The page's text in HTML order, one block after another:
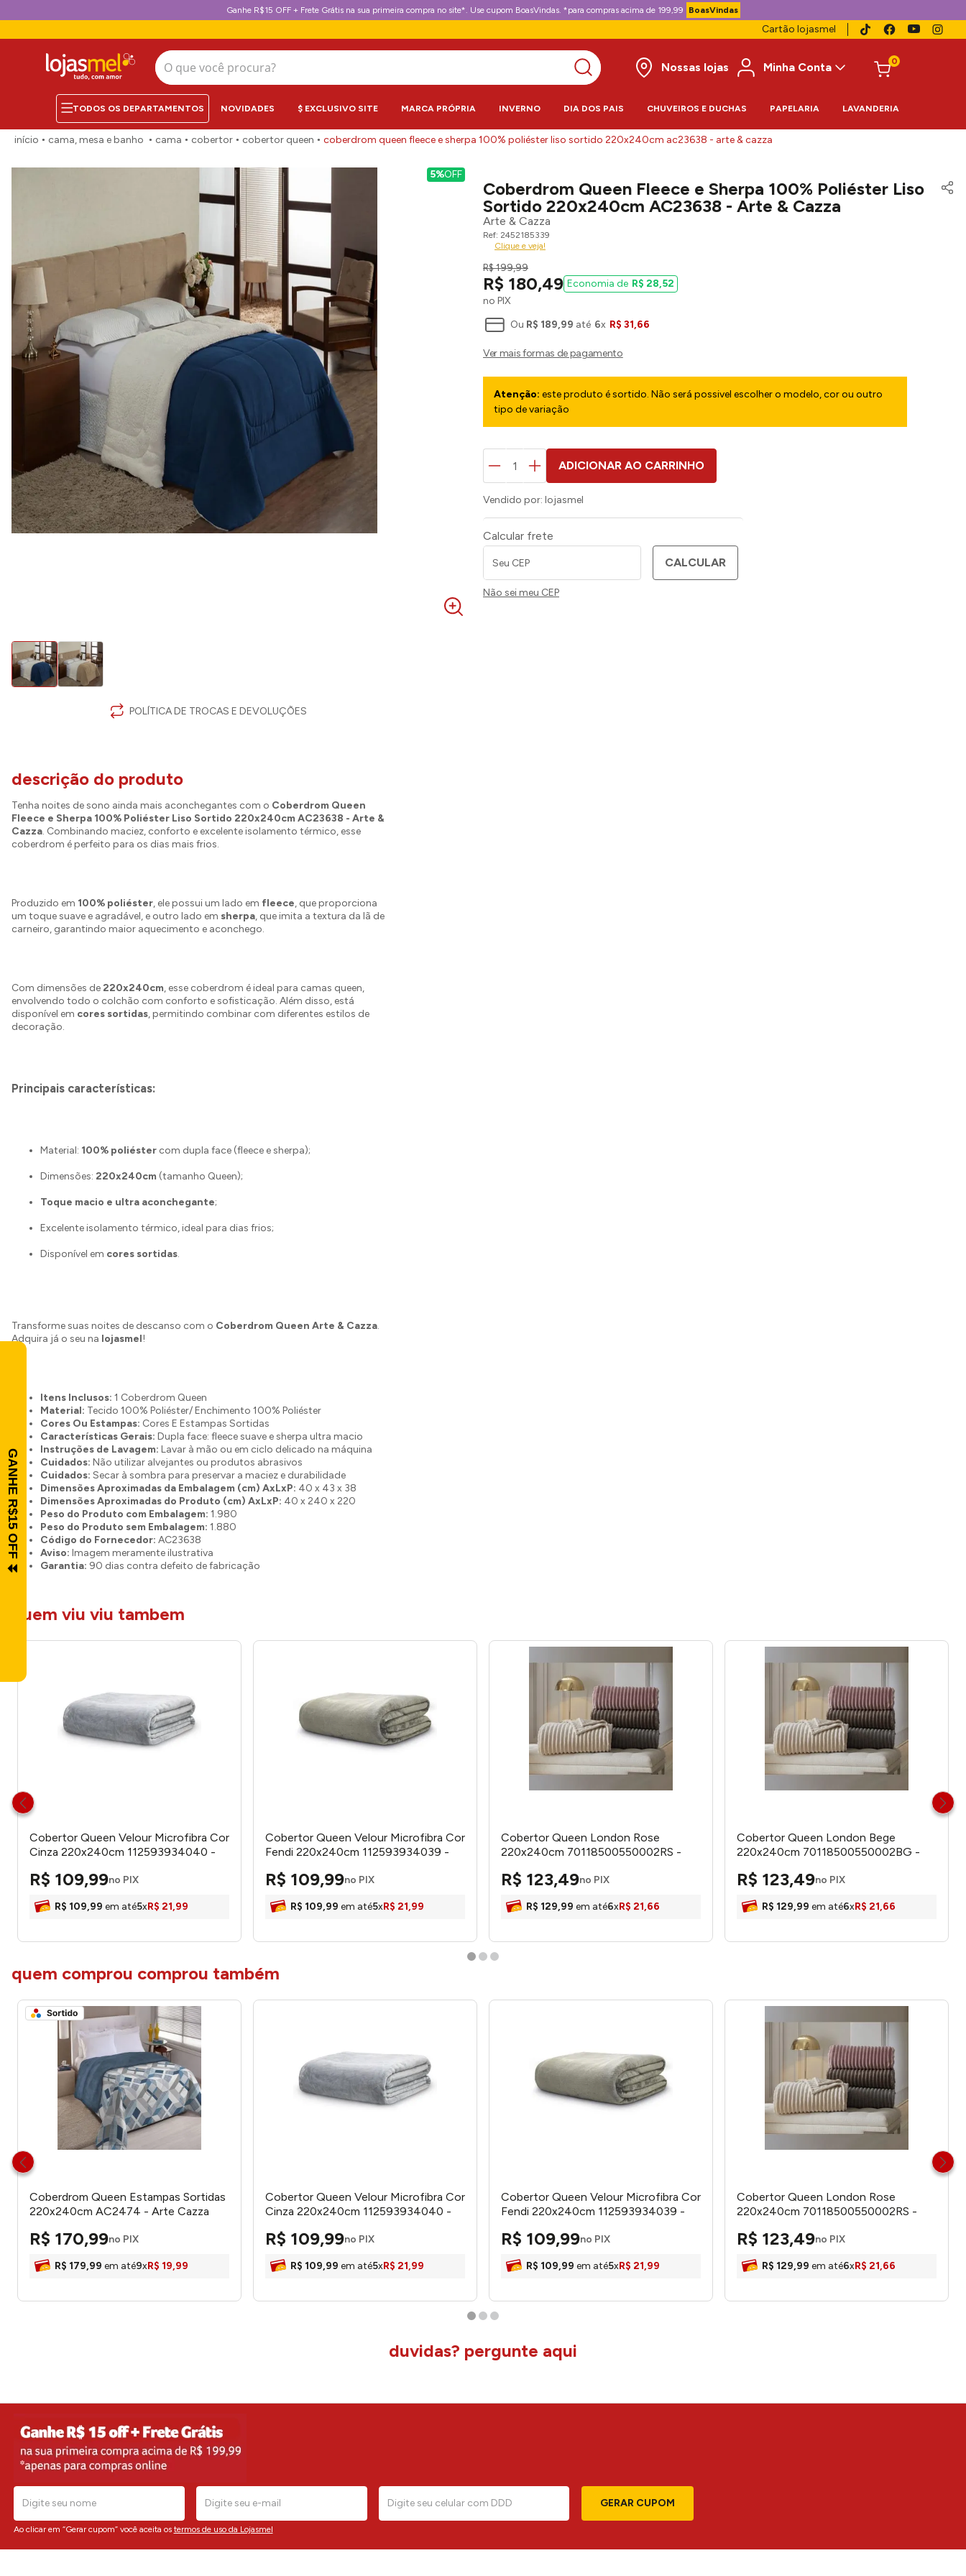
Ganhe R$15 OFF + Frete Grátis na sua primeira compra no site*. Use cupom BoasVindas. *para compras acima de 199,99 BoasVindas
Cartão lojasmel
O que você procura?
Nossas lojas
Minha Conta 0
NOVIDADES $ EXCLUSIVO SITE MARCA PRÓPRIA INVERNO DIA DOS PAIS CHUVEIROS E DUCHAS PAPELARIA LAVANDERIA
cama, mesa e banho cama cobertor cobertor queen coberdrom queen fleece e sherpa 100% poliéster liso sortido 220x240cm ac23638 - arte & cazza
5%OFF
POLÍTICA DE TROCAS E DEVOLUÇÕES
Coberdrom Queen Fleece e Sherpa 100% Poliéster Liso
Sortido 220x240cm AC23638 - Arte & Cazza
Arte & Cazza
2452185339
Clique e veja!
R$199,99
R$ 180,49
no PIX
R$ 28,52
Ou R$ 189,99 até 6x R$ 31,66
Atenção: este produto é sortido. Não será possivel escolher o modelo, cor ou outro
tipo de variação
ADICIONAR AO CARRINHO
Vendido por: lojasmel
Calcular frete
CALCULAR
Não sei meu CEP
descrição do produto
Tenha noites de sono ainda mais aconchegantes com o Coberdrom Queen
Fleece e Sherpa 100% Poliéster Liso Sortido 220x240cm AC23638 - Arte &
Cazza. Combinando maciez, conforto e excelente isolamento térmico, esse
coberdrom é perfeito para os dias mais frios.
Produzido em 100% poliéster, ele possui um lado em fleece, que proporciona
um toque suave e agradável, e outro lado em sherpa, que imita a textura da lã de
carneiro, garantindo maior aquecimento e aconchego.
Com dimensões de220x240cm, esse coberdrom é ideal para camas queen,
envolvendo todo o colchão com conforto e sofisticação. Além disso, está
disponível em cores sortidas, permitindo combinar com diferentes estilos de
decoração.
Principais características:
Material: 100% poliéster com dupla face (fleece e sherpa);
Dimensões: 220x240cm (tamanho Queen);
Toque macio e ultra aconchegante;
Excelente isolamento térmico, ideal para dias frios;
Disponível em cores sortidas.
Transforme suas noites de descanso com o Coberdrom Queen Arte & Cazza.
Adquira já o seu na lojasmel!
Itens Inclusos: 1 Coberdrom Queen
Material: Tecido 100% Poliéster/ Enchimento 100% Poliéster
Cores Ou Estampas: Cores E Estampas Sortidas
Características Gerais: Dupla face: fleece suave e sherpa ultra macio
Instruções de Lavagem: Lavar à mão ou em ciclo delicado na máquina
Cuidados: Não utilizar alvejantes ou produtos abrasivos
Cuidados: Secar à sombra para preservar a maciez e durabilidade
Dimensões Aproximadas da Embalagem (cm) AxLxP: 40 x 43 x 38
Dimensões Aproximadas do Produto (cm) AxLxP: 40 x 240 x 220
Peso do Produto com Embalagem: 1.980
Peso do Produto sem Embalagem: 1.880
Código do Fornecedor: AC23638
Aviso: Imagem meramente ilustrativa
Garantia: 90 dias contra defeito de fabricação
quem viu viu tambem
Cobertor Queen Velour Microfibra Cor
Cinza 220x240cm 112593934040 -
R$ 109,99no PIX
R$ 109,99 em até5xR$ 21,99
Cobertor Queen Velour Microfibra Cor
Fendi 220x240cm 112593934039 -
R$ 109,99no PIX
R$ 109,99 em até5xR$ 21,99
Cobertor Queen London Rose
220x240cm 70118500550002RS -
R$ 123,49no PIX
R$ 129,99 em até6xR$ 21,66
Cobertor Queen London Bege
220x240cm 70118500550002BG -
R$ 123,49no PIX
R$ 129,99 em até6xR$ 21,66
quem comprou comprou também
Coberdrom Queen Estampas Sortidas
220x240cm AC2474 - Arte Cazza
R$ 170,99no PIX
R$ 179,99 em até9xR$ 19,99
Cobertor Queen Velour Microfibra Cor
Cinza 220x240cm 112593934040 -
R$ 109,99no PIX
R$ 109,99 em até5xR$ 21,99
Cobertor Queen Velour Microfibra Cor
Fendi 220x240cm 112593934039 -
R$ 109,99no PIX
R$ 109,99 em até5xR$ 21,99
Cobertor Queen London Rose
220x240cm 70118500550002RS -
R$ 123,49no PIX
R$ 129,99 em até6xR$ 21,66
duvidas? pergunte aqui
GERAR CUPOM
Ao clicar em “Gerar cupom” você aceita os termos de uso da Lojasmel